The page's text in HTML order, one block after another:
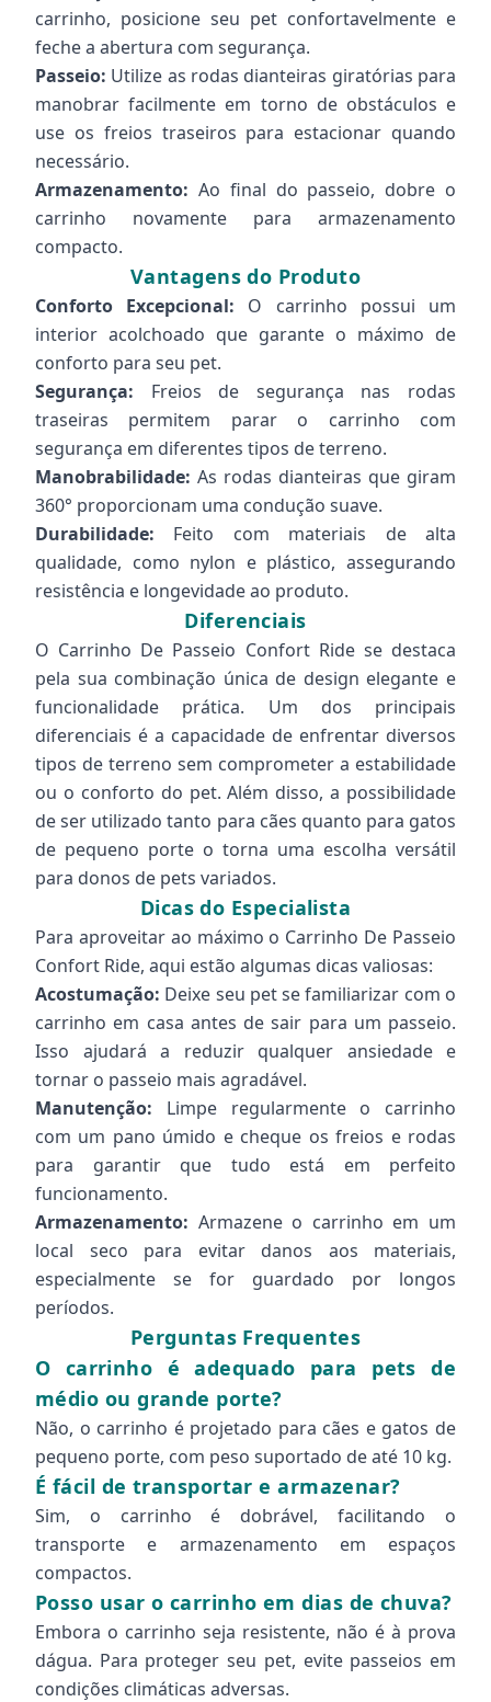
carrinho, posicione seu pet confortavelmente e
feche a abertura com segurança.
Passeio: Utilize as rodas dianteiras giratórias para
manobrar facilmente em torno de obstáculos e
use os freios traseiros para estacionar quando
necessário.
Armazenamento: Ao final do passeio, dobre o
carrinho novamente para armazenamento
compacto.
Vantagens do Produto
Conforto Excepcional: O carrinho possui um
interior acolchoado que garante o máximo de
conforto para seu pet.
Segurança: Freios de segurança nas rodas
traseiras permitem parar o carrinho com
segurança em diferentes tipos de terreno.
Manobrabilidade: As rodas dianteiras que giram
360° proporcionam uma condução suave.
Durabilidade: Feito com materiais de alta
qualidade, como nylon e plástico, assegurando
resistência e longevidade ao produto.
Diferenciais
O Carrinho De Passeio Confort Ride se destaca
pela sua combinação única de design elegante e
funcionalidade prática. Um dos principais
diferenciais é a capacidade de enfrentar diversos
tipos de terreno sem comprometer a estabilidade
ou o conforto do pet. Além disso, a possibilidade
de ser utilizado tanto para cães quanto para gatos
de pequeno porte o torna uma escolha versátil
para donos de pets variados.
Dicas do Especialista
Para aproveitar ao máximo o Carrinho De Passeio
Confort Ride, aqui estão algumas dicas valiosas:
Acostumação: Deixe seu pet se familiarizar com o
carrinho em casa antes de sair para um passeio.
Isso ajudará a reduzir qualquer ansiedade e
tornar o passeio mais agradável.
Manutenção: Limpe regularmente o carrinho
com um pano úmido e cheque os freios e rodas
para garantir que tudo está em perfeito
funcionamento.
Armazenamento: Armazene o carrinho em um
local seco para evitar danos aos materiais,
especialmente se for guardado por longos
períodos.
Perguntas Frequentes
O carrinho é adequado para pets de
médio ou grande porte?
Não, o carrinho é projetado para cães e gatos de
pequeno porte, com peso suportado de até 10 kg.
É fácil de transportar e armazenar?
Sim, o carrinho é dobrável, facilitando o
transporte e armazenamento em espaços
compactos.
Posso usar o carrinho em dias de chuva?
Embora o carrinho seja resistente, não é à prova
dágua. Para proteger seu pet, evite passeios em
condições climáticas adversas.